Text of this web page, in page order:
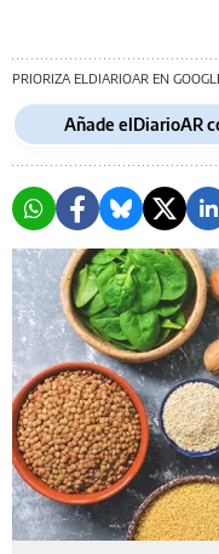
PRIORIZA ELDIARIOAR EN
Añade elDiarioAR